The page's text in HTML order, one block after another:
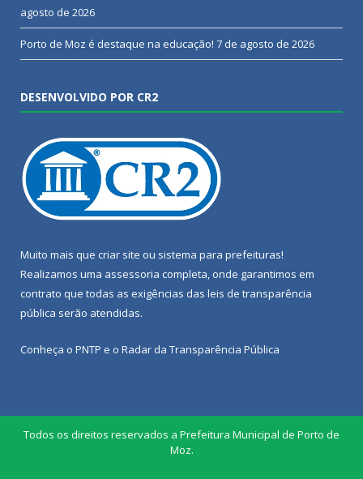
agosto de 2026
Porto de Moz é destaque na educação! 7 de agosto de 2026
DESENVOLVIDO POR CR2
Muito mais que criar site ou sistema para prefeituras!
Realizamos uma assessoria completa, onde garantimos em
contrato que todas as exigências das leis de transparência
pública serão atendidas.
Conheça o PNTP e o Radar da Transparência Pública
Todos os direitos reservados a Prefeitura Municipal de Porto de
Moz.